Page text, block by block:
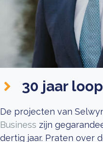
30 jaar
De projecten van
Business zijn
dertig jaar. Praten over